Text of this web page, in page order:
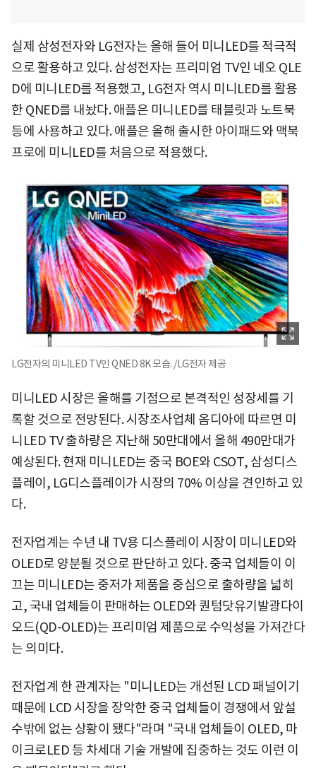
실제 삼성전자와 LG전자는 올해 들어 미니LED를 적극적
으로 활용하고 있다. 삼성전자는 프리미엄 TV인 네오 QLE
D에 미니LED를 적용했고, LG전자 역시 미니LED를 활용
한 QNED를 내놨다. 애플은 미니LED를 태블릿과 노트북
등에 사용하고 있다. 애플은 올해 출시한 아이패드와 맥북
프로에 미니LED를 처음으로 적용했다.
LG전자의 미니LED TV인 QNED 8K 모습. /LG전자 제공
미니LED 시장은 올해를 기점으로 본격적인 성장세를 기
록할 것으로 전망된다. 시장조사업체 옴디아에 따르면 미
니LED TV 출하량은 지난해 50만대에서 올해 490만대가
예상된다. 현재 미니LED는 중국 BOE와 CSOT, 삼성디스
플레이, LG디스플레이가 시장의 70% 이상을 견인하고 있
다.
전자업계는 수년 내 TV용 디스플레이 시장이 미니LED와
OLED로 양분될 것으로 판단하고 있다. 중국 업체들이 이
끄는 미니LED는 중저가 제품을 중심으로 출하량을 넓히
고, 국내 업체들이 판매하는 OLED와 퀀텀닷유기발광다이
오드(QD-OLED)는 프리미엄 제품으로 수익성을 가져간다
는 의미다.
전자업계 한 관계자는 "미니LED는 개선된 LCD 패널이기
때문에 LCD 시장을 장악한 중국 업체들이 경쟁에서 앞설
수밖에 없는 상황이 됐다"라며 "국내 업체들이 OLED, 마
이크로LED 등 차세대 기술 개발에 집중하는 것도 이런 이